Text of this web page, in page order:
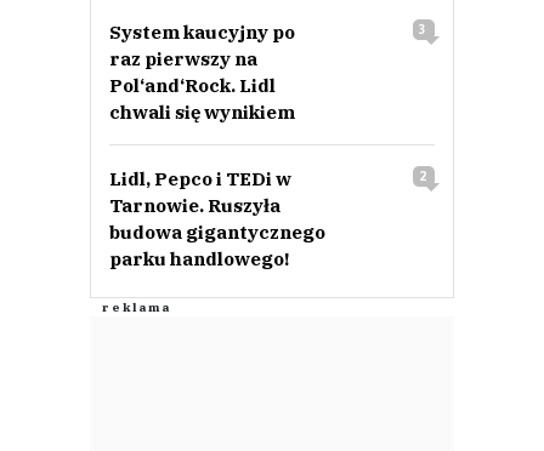
System kaucyjny po
raz pierwszy na
Pol‘and‘Rock. Lidl
chwali się wynikiem
3
Lidl, Pepco i TEDi w
Tarnowie. Ruszyła
budowa gigantycznego
parku handlowego!
2